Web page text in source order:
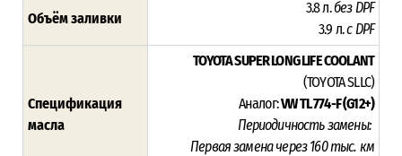
Объём заливки
3.8 л.без DPF
3.9 л.с DPF
Спецификация
масла
TOYOTA SUPER LONG LIFE COOLANT
(TOYOTA SLLC)
Аналог:VW TL 774-F (G12+)
Периодичность замены:
Первая замена через 160 тыс. км